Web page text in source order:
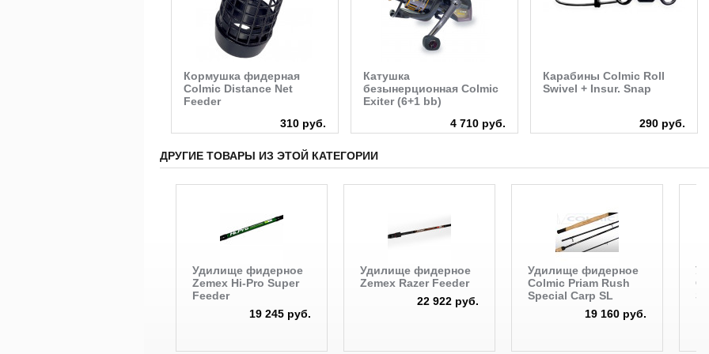
Кормушка фидерная
Colmic Distance Net
Feeder
310 руб.
Катушка
безынерционная Colmic
Exiter (6+1 bb)
4 710 руб.
Карабины Colmic Roll
Swivel + Insur. Snap
290 руб.
ДРУГИЕ ТОВАРЫ ИЗ ЭТОЙ КАТЕГОРИИ
Удилище фидерное
Zemex Hi-Pro Super
Feeder
19 245 руб.
Удилище фидерное
Zemex Razer Feeder
22 922 руб.
Удилище фидерное
Colmic Priam Rush
Special Carp SL
19 160 руб.